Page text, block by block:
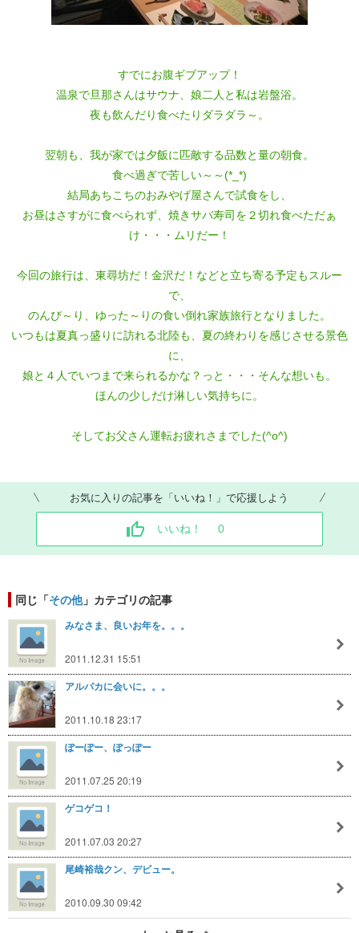
すでにお腹ギブアップ！
温泉で旦那さんはサウナ、娘二人と私は岩盤浴。
夜も飲んだり食べたりダラダラ～。
翌朝も、我が家では夕飯に匹敵する品数と量の朝食。
食べ過ぎで苦しい～～(*_*)
結局あちこちのおみやげ屋さんで試食をし、
お昼はさすがに食べられず、焼きサバ寿司を２切れ食べただぁ
け・・・ムリだー！
今回の旅行は、東尋坊だ！金沢だ！などと立ち寄る予定もスルー
で、
のんび～り、ゆった～りの食い倒れ家族旅行となりました。
いつもは夏真っ盛りに訪れる北陸も、夏の終わりを感じさせる景色
に、
娘と４人でいつまで来られるかな？っと・・・そんな想いも。
ほんの少しだけ淋しい気持ちに。
そしてお父さん運転お疲れさまでした(^o^)
お気に入りの記事を「いいね！」で応援しよう
いいね！ 0
同じ「その他」カテゴリの記事
みなさま、良いお年を。。。
2011.12.31 15:51
アルパカに会いに。。。
2011.10.18 23:17
ぽーぽー、ぽっぽー
2011.07.25 20:19
ゲコゲコ！
2011.07.03 20:27
尾崎裕哉クン、デビュー。
2010.09.30 09:42